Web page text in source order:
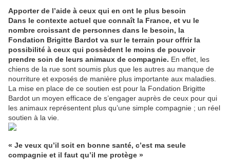
Apporter de l’aide à ceux qui en ont le plus besoin
Dans le contexte actuel que connaît la France, et vu le
nombre croissant de personnes dans le besoin, la
Fondation Brigitte Bardot va sur le terrain pour offrir la
possibilité à ceux qui possèdent le moins de pouvoir
prendre soin de leurs animaux de compagnie. En effet, les
chiens de la rue sont soumis plus que les autres au manque de
nourriture et exposés de manière plus importante aux maladies.
La mise en place de ce soutien est pour la Fondation Brigitte
Bardot un moyen efficace de s’engager auprès de ceux pour qui
les animaux représentent plus qu’une simple compagnie ; un réel
soutien à la vie.
« Je veux qu’il soit en bonne santé, c’est ma seule
compagnie et il faut qu’il me protège »